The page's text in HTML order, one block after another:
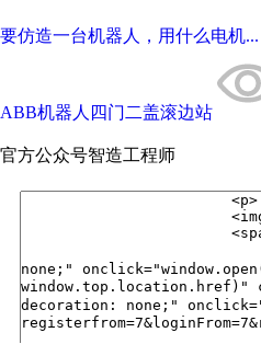
要仿造一台机器人，用什么电机...
ABB机器人四门二盖滚边站
官方公众号智造工程师